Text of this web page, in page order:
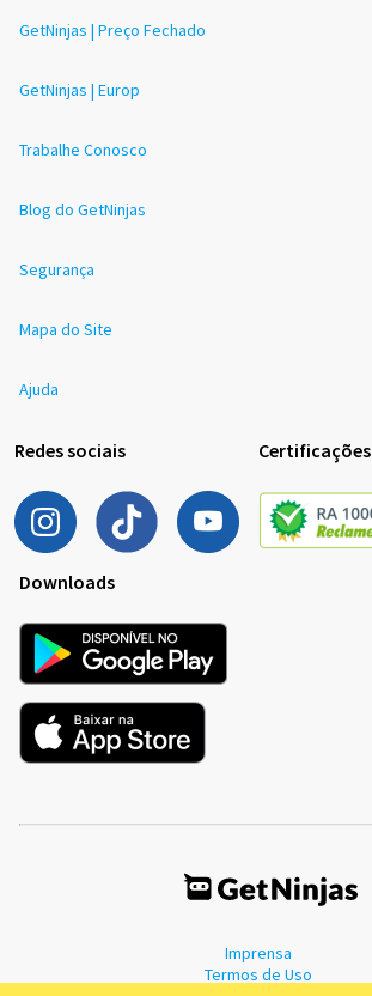
GetNinjas | Preço Fechado
GetNinjas | Europ
Trabalhe Conosco
Blog do GetNinjas
Segurança
Mapa do Site
Ajuda
Redes sociais Certificações
Downloads
Imprensa
Termos de Uso